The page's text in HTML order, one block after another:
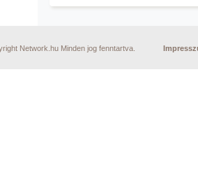
Network.hu Minden jog fenntartva.